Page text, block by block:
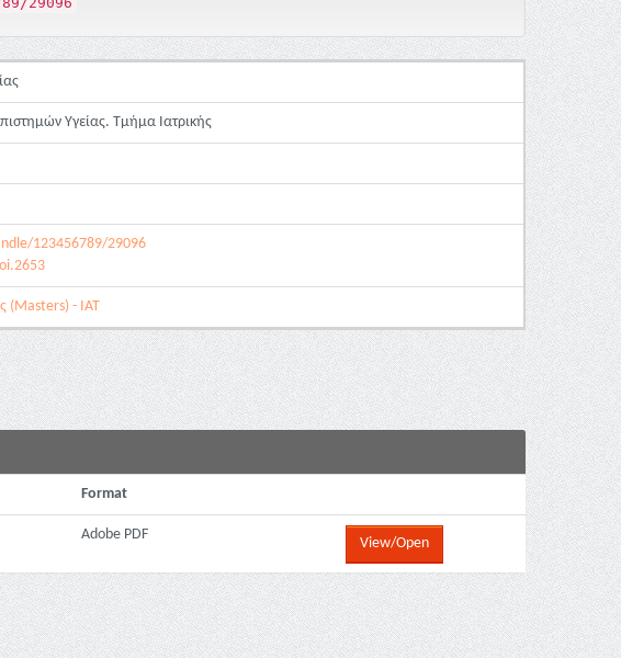
Υγείας. Τμήμα Ιατρικής
123456789/29096
(Masters) - ΙΑΤ
Format
Adobe PDF
View/Open